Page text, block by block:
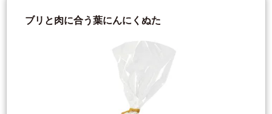
ブリと肉に合う葉にんにくぬた